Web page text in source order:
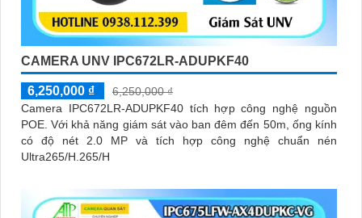
CAMERA UNV IPC672LR-ADUPKF40
6,250,000 ₫
6,250,000 ₫
Camera IPC672LR-ADUPKF40 tích hợp công nghệ nguồn
POE. Với khả năng giám sát vào ban đêm đến 50m, ống kính
có độ nét 2.0 MP và tích hợp công nghệ chuẩn nén
Ultra265/H.265/H